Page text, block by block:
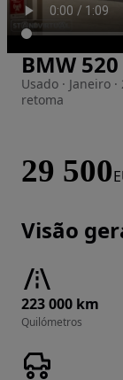
Imagem 1 de 43
BMW
Usado · Janeiro
retoma
29 500
Visão
223 000 km
Quilómetros